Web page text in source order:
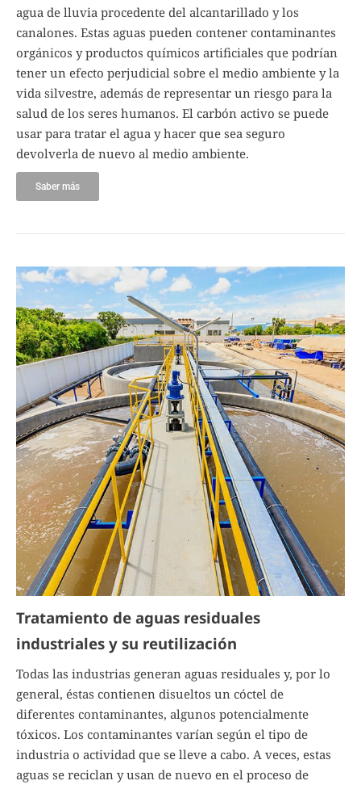
agua de lluvia procedente del alcantarillado y los
canalones. Estas aguas pueden contener contaminantes
orgánicos y productos químicos artificiales que podrían
tener un efecto perjudicial sobre el medio ambiente y la
vida silvestre, además de representar un riesgo para la
salud de los seres humanos. El carbón activo se puede
usar para tratar el agua y hacer que sea seguro
devolverla de nuevo al medio ambiente.
Saber más
Tratamiento de aguas residuales
industriales y su reutilización
Todas las industrias generan aguas residuales y, por lo
general, éstas contienen disueltos un cóctel de
diferentes contaminantes, algunos potencialmente
tóxicos. Los contaminantes varían según el tipo de
industria o actividad que se lleve a cabo. A veces, estas
aguas se reciclan y usan de nuevo en el proceso de